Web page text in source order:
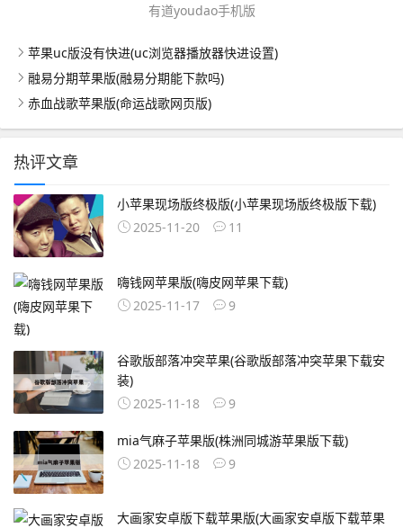
有道youdao手机版
苹果uc版没有快进(uc浏览器播放器快进设置)
融易分期苹果版(融易分期能下款吗)
赤血战歌苹果版(命运战歌网页版)
热评文章
小苹果现场版终极版(小苹果现场版终极版下载)
2025-11-20
11
嗨钱网苹果版(嗨皮网苹果下载)
2025-11-17
9
谷歌版部落冲突苹果(谷歌版部落冲突苹果下载安
装)
2025-11-18
9
mia气麻子苹果版(株洲同城游苹果版下载)
2025-11-18
9
大画家安卓版下载苹果版(大画家安卓版下载苹果